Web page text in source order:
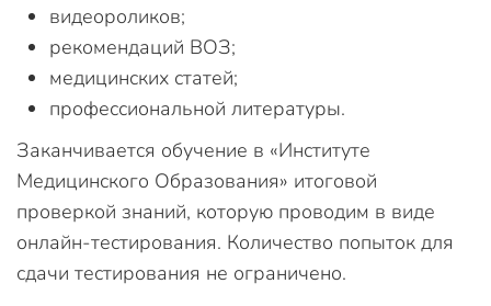
видеороликов;
рекомендаций ВОЗ;
медицинских статей;
профессиональной литературы.
Заканчивается обучение в «Институте
Медицинского Образования» итоговой
проверкой знаний, которую проводим в виде
онлайн-тестирования. Количество попыток для
сдачи тестирования не ограничено.